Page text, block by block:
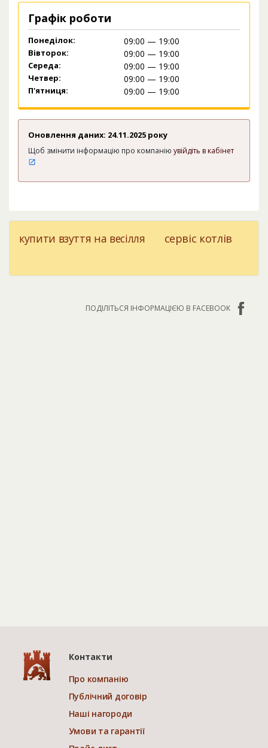
Графік роботи
Понеділок: 09:00 — 19:00
Вівторок: 09:00 — 19:00
Середа: 09:00 — 19:00
Четвер: 09:00 — 19:00
П'ятниця: 09:00 — 19:00
Оновлення даних: 24.11.2025 року
Щоб змінити інформацію про компанію увійдіть в кабінет
купити взуття на весілля сервіс котлів
ПОДІЛІТЬСЯ ІНФОРМАЦІЄЮ В FACEBOOK
Контакти
Про компанію
Публічний договір
Наші нагороди
Умови та гарантії